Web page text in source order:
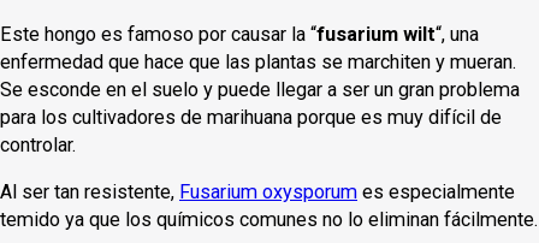
Este hongo es famoso por causar la “fusarium wilt“, una
enfermedad que hace que las plantas se marchiten y mueran.
Se esconde en el suelo y puede llegar a ser un gran problema
para los cultivadores de marihuana porque es muy difícil de
controlar.
Al ser tan resistente, Fusarium oxysporum es especialmente
temido ya que los químicos comunes no lo eliminan fácilmente.